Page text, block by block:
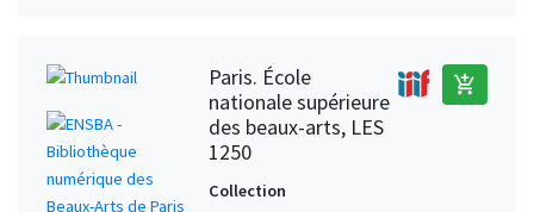
Paris. École
nationale supérieure
des beaux-arts, LES
1250
add_shopping_cart
Collection